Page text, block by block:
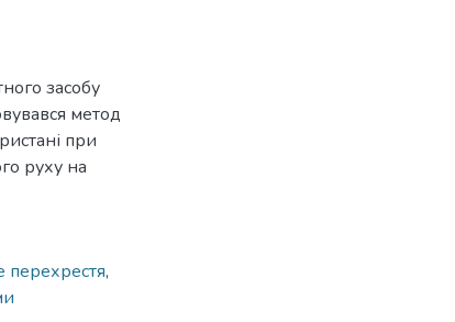
засобу
метод
при
руху на
перехрестя,